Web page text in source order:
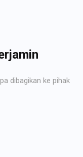
dibagikan ke pihak